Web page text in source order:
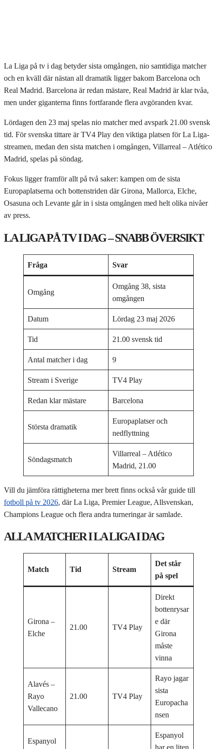
La Liga på tv i dag betyder sista omgången, nio samtidiga matcher
och en kväll där nästan all dramatik ligger bakom Barcelona och
Real Madrid. Barcelona är redan mästare, Real Madrid är klar tvåa,
men under giganterna finns fortfarande flera avgöranden kvar.
Lördagen den 23 maj spelas nio matcher med avspark 21.00 svensk
tid. För svenska tittare är TV4 Play den viktiga platsen för La Liga-
streamen, medan den sista matchen i omgången, Villarreal – Atlético
Madrid, spelas på söndag.
Fokus ligger framför allt på två saker: kampen om de sista
Europaplatserna och bottenstriden där Girona, Mallorca, Elche,
Osasuna och Levante går in i sista omgången med helt olika nivåer
av press.
LA LIGA PÅ TV I DAG – SNABB ÖVERSIKT
Fråga Svar
Omgång
Omgång 38, sista
omgången
Datum Lördag 23 maj 2026
Tid 21.00 svensk tid
Antal matcher i dag 9
Stream i Sverige TV4 Play
Redan klar mästare Barcelona
Största dramatik
Europaplatser och
nedflyttning
Söndagsmatch
Villarreal – Atlético
Madrid, 21.00
Vill du jämföra rättigheterna mer brett finns också vår guide till
fotboll på tv 2026, där La Liga, Premier League, Allsvenskan,
Champions League och flera andra turneringar är samlade.
ALLA MATCHER I LA LIGA I DAG
Match Tid Stream
Det står
på spel
Girona –
Elche
21.00 TV4 Play
Direkt
bottenrysar
e där
Girona
måste
vinna
Alavés –
Rayo
Vallecano
21.00 TV4 Play
Rayo jagar
sista
Europacha
nsen
Espanyol
Espanyol